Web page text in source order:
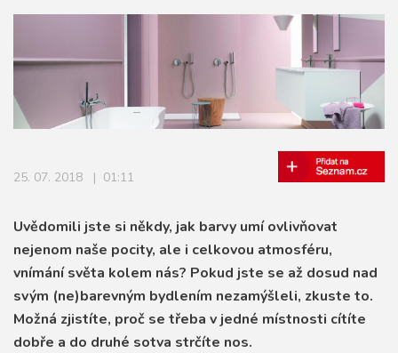
ostatní
25. 07. 2018 | 01:11
Uvědomili jste si někdy, jak barvy umí ovlivňovat
nejenom naše pocity, ale i celkovou atmosféru,
vnímání světa kolem nás? Pokud jste se až dosud nad
svým (ne)barevným bydlením nezamýšleli, zkuste to.
Možná zjistíte, proč se třeba v jedné místnosti cítíte
dobře a do druhé sotva strčíte nos.